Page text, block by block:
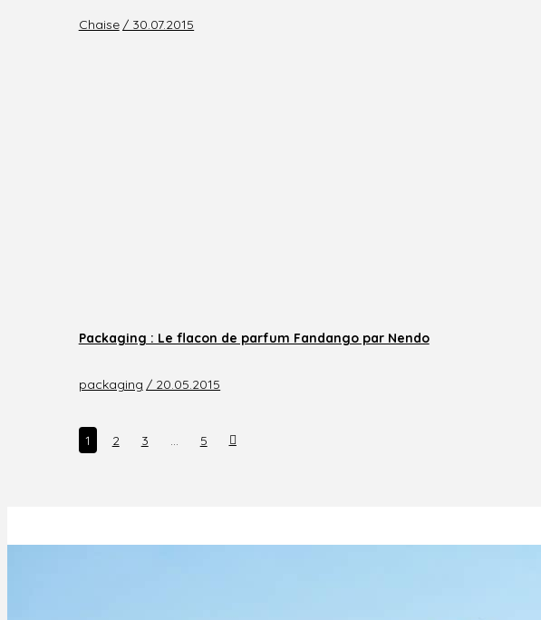
Chaise / 30.07.2015
Packaging : Le flacon de parfum Fandango par Nendo
packaging / 20.05.2015
1 2 3 5 Next